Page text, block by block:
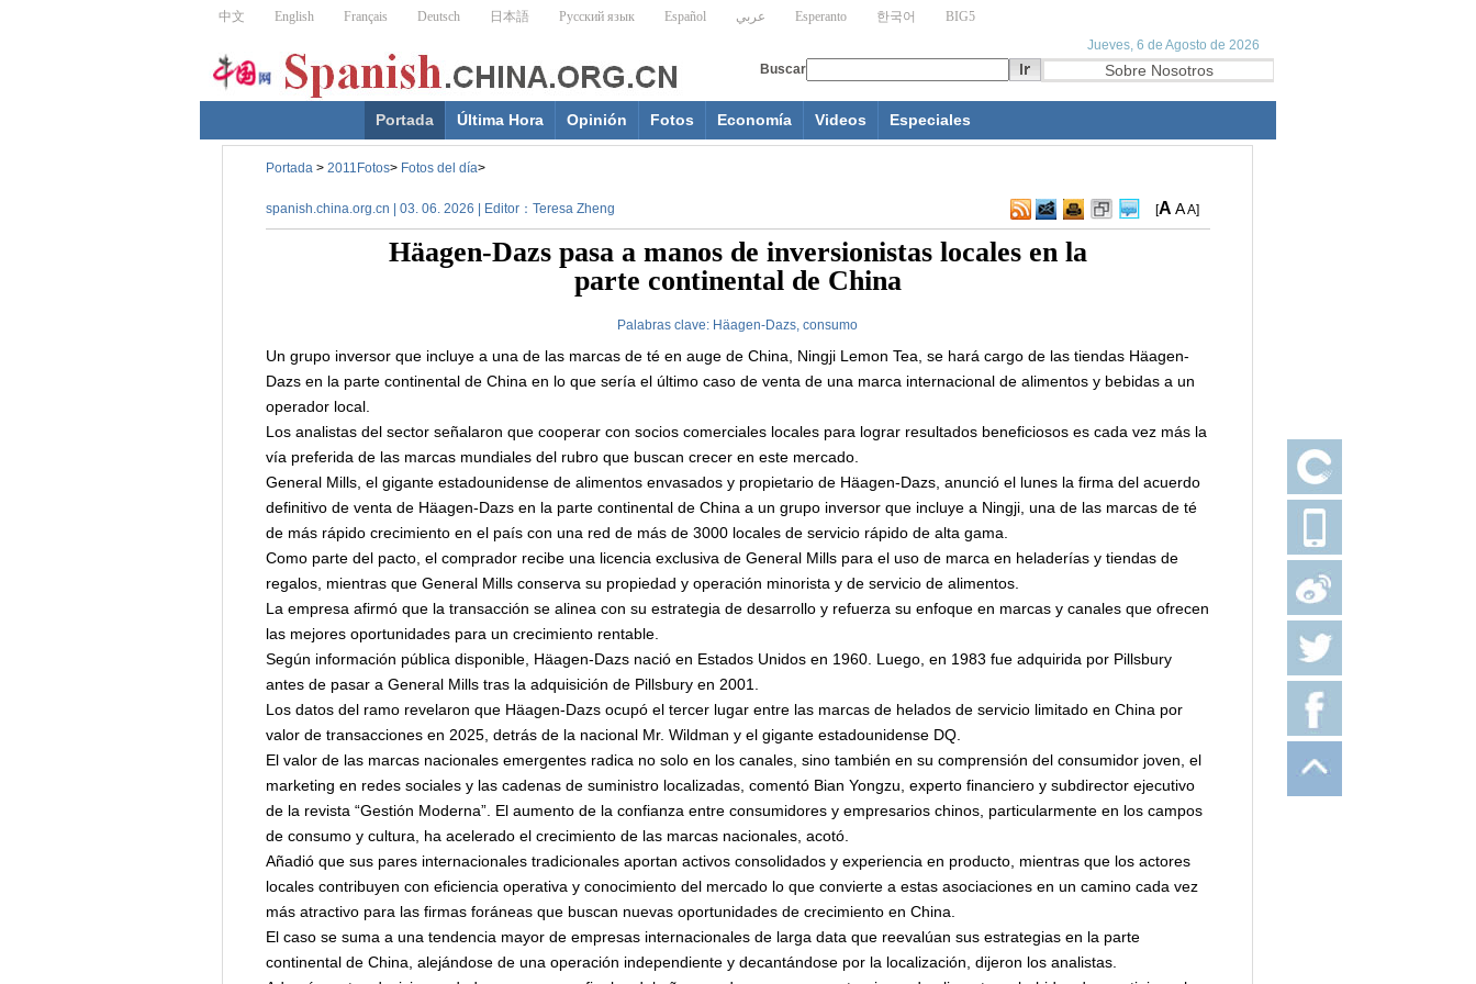
Portada Última Hora Opinión Fotos Economía Videos Especiales
Portada > 2011Fotos> Fotos del día>
spanish.china.org.cn | 03. 06. 2026 | Editor：Teresa Zheng [A AA]
Häagen-Dazs pasa a manos de inversionistas locales en la
parte continental de China
Palabras clave: Häagen-Dazs, consumo
Un grupo inversor que incluye a una de las marcas de té en auge de China, Ningji Lemon Tea, se hará cargo de las tiendas Häagen-
Dazs en la parte continental de China en lo que sería el último caso de venta de una marca internacional de alimentos y bebidas a un
operador local.
Los analistas del sector señalaron que cooperar con socios comerciales locales para lograr resultados beneficiosos es cada vez más la
vía preferida de las marcas mundiales del rubro que buscan crecer en este mercado.
General Mills, el gigante estadounidense de alimentos envasados y propietario de Häagen-Dazs, anunció el lunes la firma del acuerdo
definitivo de venta de Häagen-Dazs en la parte continental de China a un grupo inversor que incluye a Ningji, una de las marcas de té
de más rápido crecimiento en el país con una red de más de 3000 locales de servicio rápido de alta gama.
Como parte del pacto, el comprador recibe una licencia exclusiva de General Mills para el uso de marca en heladerías y tiendas de
regalos, mientras que General Mills conserva su propiedad y operación minorista y de servicio de alimentos.
La empresa afirmó que la transacción se alinea con su estrategia de desarrollo y refuerza su enfoque en marcas y canales que ofrecen
las mejores oportunidades para un crecimiento rentable.
Según información pública disponible, Häagen-Dazs nació en Estados Unidos en 1960. Luego, en 1983 fue adquirida por Pillsbury
antes de pasar a General Mills tras la adquisición de Pillsbury en 2001.
Los datos del ramo revelaron que Häagen-Dazs ocupó el tercer lugar entre las marcas de helados de servicio limitado en China por
valor de transacciones en 2025, detrás de la nacional Mr. Wildman y el gigante estadounidense DQ.
El valor de las marcas nacionales emergentes radica no solo en los canales, sino también en su comprensión del consumidor joven, el
marketing en redes sociales y las cadenas de suministro localizadas, comentó Bian Yongzu, experto financiero y subdirector ejecutivo
de la revista “Gestión Moderna”. El aumento de la confianza entre consumidores y empresarios chinos, particularmente en los campos
de consumo y cultura, ha acelerado el crecimiento de las marcas nacionales, acotó.
Añadió que sus pares internacionales tradicionales aportan activos consolidados y experiencia en producto, mientras que los actores
locales contribuyen con eficiencia operativa y conocimiento del mercado lo que convierte a estas asociaciones en un camino cada vez
más atractivo para las firmas foráneas que buscan nuevas oportunidades de crecimiento en China.
El caso se suma a una tendencia mayor de empresas internacionales de larga data que reevalúan sus estrategias en la parte
continental de China, alejándose de una operación independiente y decantándose por la localización, dijeron los analistas.